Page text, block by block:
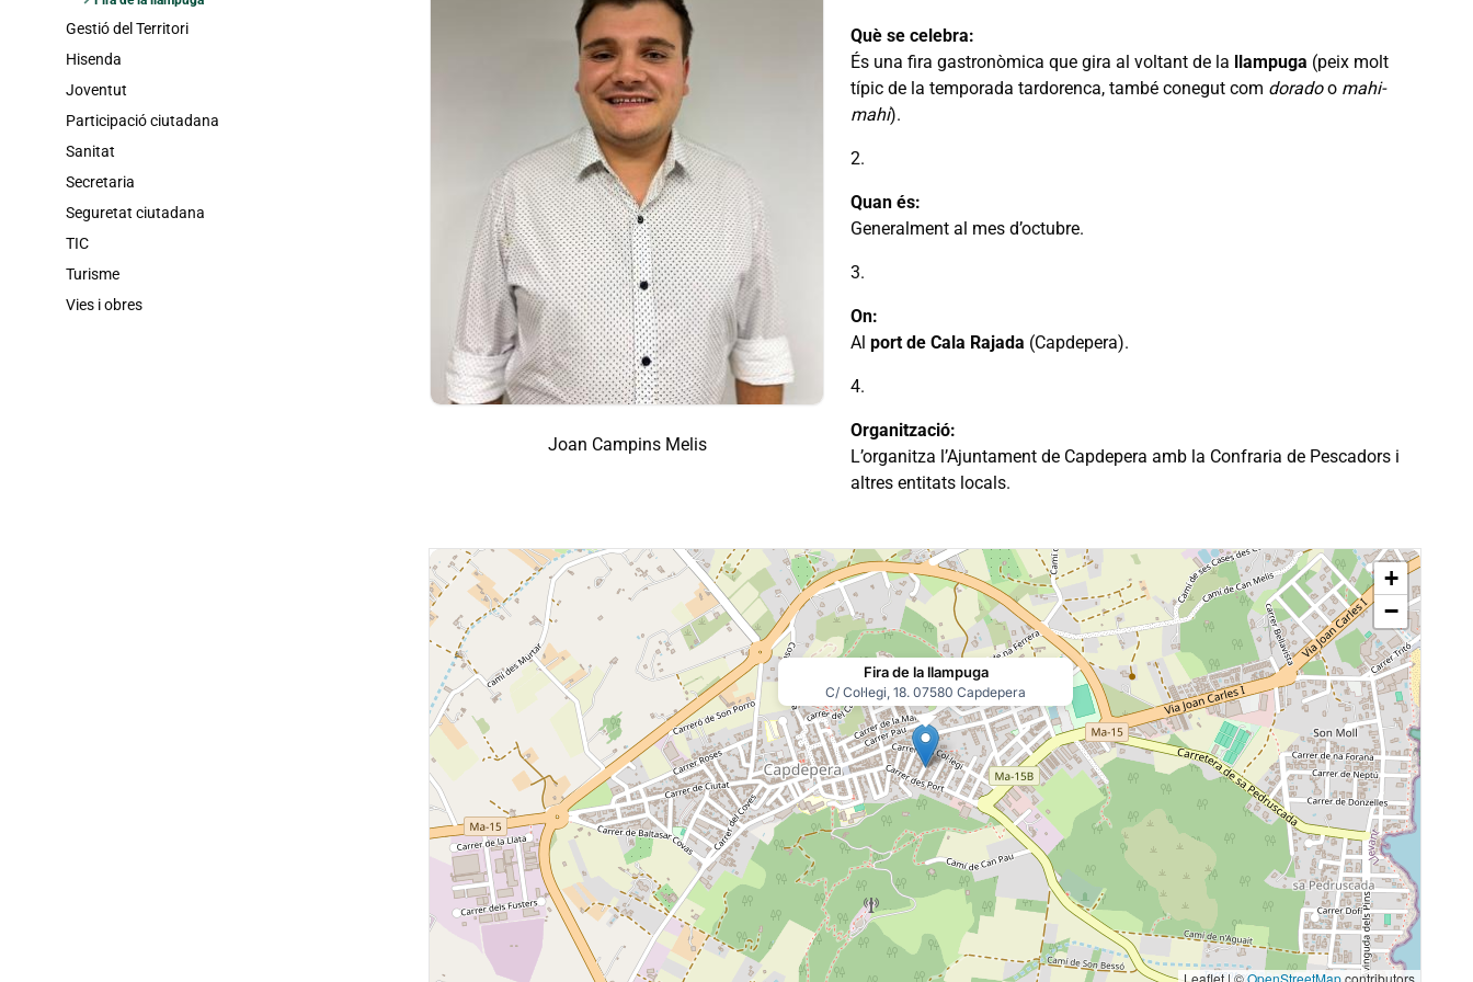
Gestió del Territori
Hisenda
Joventut
Participació ciutadana
Sanitat
Secretaria
Seguretat ciutadana
TIC
Turisme
Vies i obres
Joan Campins Melis
Què se celebra:
És una fira gastronòmica que gira al voltant de la
llampuga (peix molt
típic de la temporada tardorenca, també conegut com doradoo mahi-
mahi).
Quan és:
Generalment al mes d’octubre.
On:
Al port de Cala Rajada (Capdepera).
Organització:
L’organitza l’Ajuntament de Capdepera amb la Confraria de Pescadors i
altres entitats locals.
Fira de la llampuga
C/ Col·legi, 18. 07580 Capdepera
+
−